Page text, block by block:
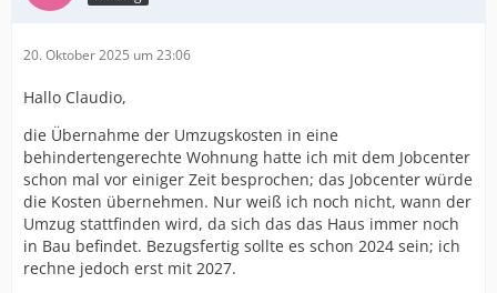
20. Oktober 2025 um 23:06
Hallo Claudio,
die Übernahme der Umzugskosten in eine
behindertengerechte Wohnung hatte ich mit dem Jobcenter
schon mal vor einiger Zeit besprochen; das Jobcenter würde
die Kosten übernehmen. Nur weiß ich noch nicht, wann der
Umzug stattfinden wird, da sich das das Haus immer noch
in Bau befindet. Bezugsfertig sollte es schon 2024 sein; ich
rechne jedoch erst mit 2027.